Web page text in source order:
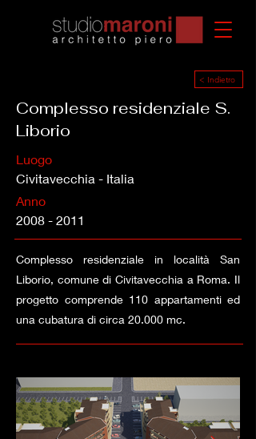
< Indietro
Complesso residenziale S.
Liborio
Luogo
Civitavecchia - Italia
Anno
2008 - 2011
Complesso residenziale in località San
Liborio, comune di Civitavecchia a Roma. Il
progetto comprende 110 appartamenti ed
una cubatura di circa 20.000 mc.